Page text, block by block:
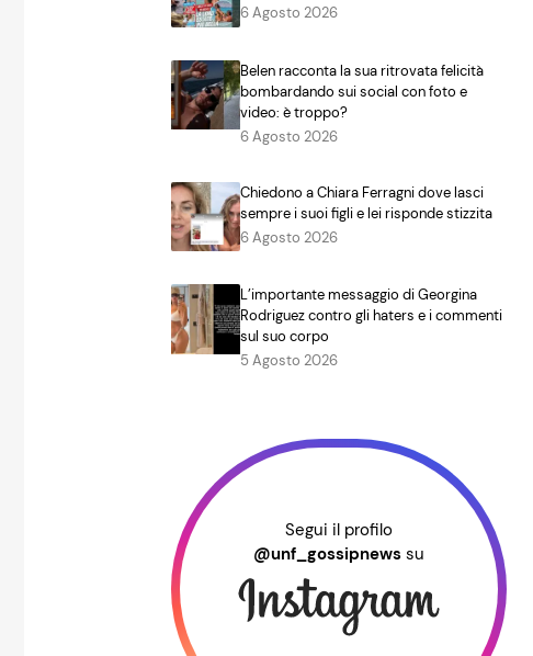
6 Agosto 2026
Belen racconta la sua ritrovata felicità
bombardando sui social con foto e
video: è troppo?
6 Agosto 2026
Chiedono a Chiara Ferragni dove lasci
sempre i suoi figli e lei risponde stizzita
6 Agosto 2026
L’importante messaggio di Georgina
Rodriguez contro gli haters e i commenti
sul suo corpo
5 Agosto 2026
Segui il profilo
@unf_gossipnews su